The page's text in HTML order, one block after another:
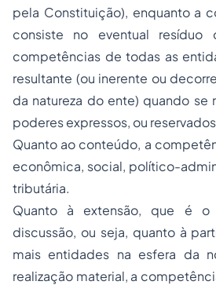
pela Constituição), enquanto a
consiste no eventual
competências de todas as
resultante (ou inerente ou
da natureza do ente) quando se
poderes expressos, ou
Quanto ao conteúdo, a
econômica, social, político-
tributária.
Quanto à extensão, que é o
discussão, ou seja, quanto à
mais entidades na esfera da
realização material, a